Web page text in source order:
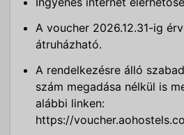
A voucher 2026.12.31-ig
átruházható.
A rendelkezésre álló
szám megadása nélkül is
alábbi linken:
https://